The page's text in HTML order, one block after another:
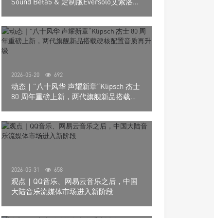
2026-05-20 692
动态｜”八十风华 声耀新章“Klipsch 杰士
80 周年重磅上新，两代旗舰新品搭载硬
2026-05-31 658
观点｜QQ音乐、网易云音乐之后，中国
大陆音乐流媒体市场进入新阶段